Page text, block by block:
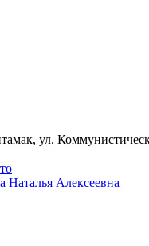
ул.
Наталья Алексеевна